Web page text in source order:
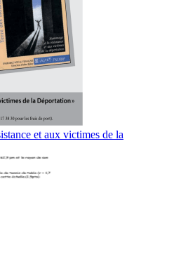
et aux victimes de la